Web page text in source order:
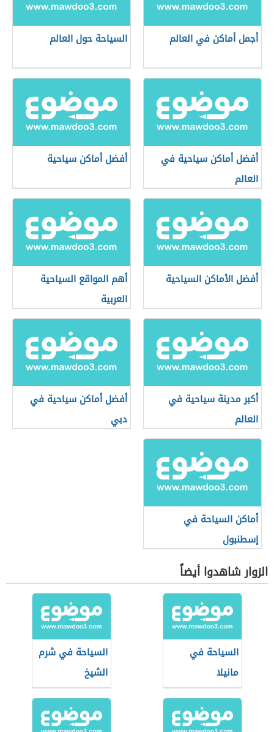
أجمل أماكن في العالم السياحة حول العالم
أفضل أماكن سياحية في
العالم
أفضل أماكن سياحية
أفضل الأماكن السياحية
أهم المواقع السياحية
العربية
أكبر مدينة سياحية في
العالم
أفضل أماكن سياحية في
دبي
أماكن السياحة في
إسطنبول
الزوار شاهدوا أيضاً
السياحة في
مانيلا
السياحة في شرم
الشيخ